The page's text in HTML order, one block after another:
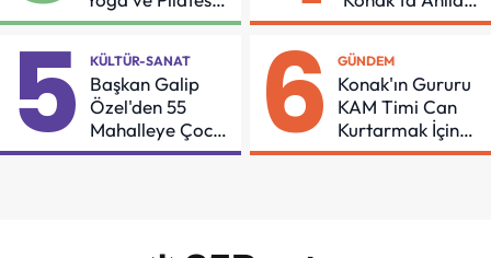
Buluşması
"Eşit Bir Yaşam
Sürdüreceğiz"
5 KÜLTÜR-SANAT
Başkan Galip
Özel'den 55
Mahalleye Çocuk
Şenliği
6 GÜNDEM
Konak'ın Gururu
KAM Timi Can
Kurtarmak İçin
Demir Aldı